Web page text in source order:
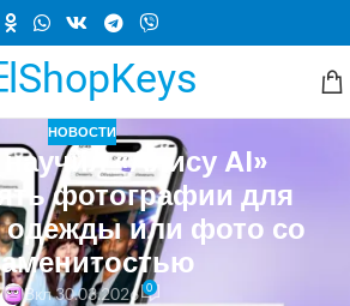
НОВОСТИ
«Алису AI»
фотографии для
одежды или фото со
Вкл 30.03.2026 0